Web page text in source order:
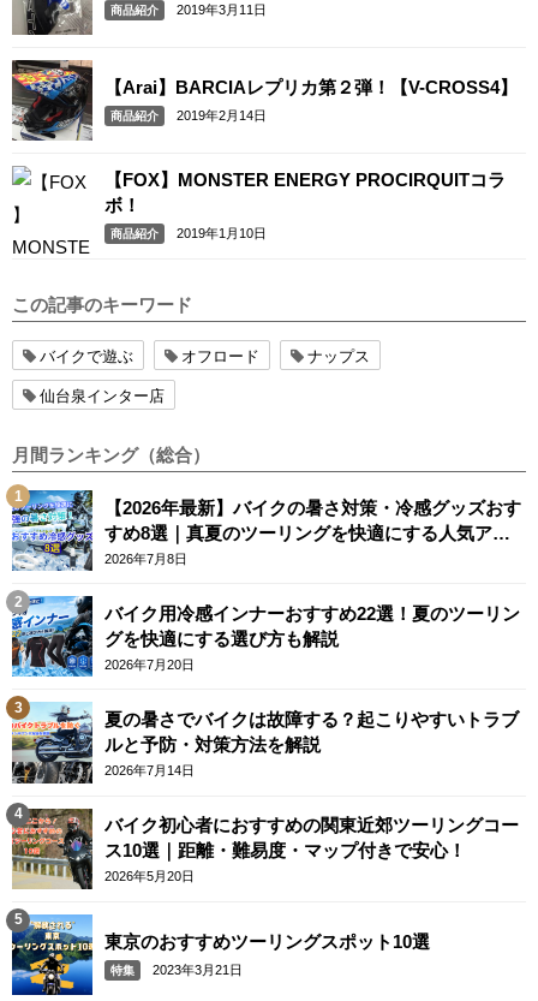
商品紹介 2019年3月11日
【Arai】BARCIAレプリカ第２弾！【V-CROSS4】
商品紹介 2019年2月14日
【FOX】MONSTER ENERGY PROCIRQUITコラ
ボ！
商品紹介 2019年1月10日
この記事のキーワード
バイクで遊ぶ オフロード ナップス
仙台泉インター店
月間ランキング（総合）
【2026年最新】バイクの暑さ対策・冷感グッズおす
すめ8選｜真夏のツーリングを快適にする人気アイ
テム
2026年7月8日
バイク用冷感インナーおすすめ22選！夏のツーリン
グを快適にする選び方も解説
2026年7月20日
夏の暑さでバイクは故障する？起こりやすいトラブ
ルと予防・対策方法を解説
2026年7月14日
バイク初心者におすすめの関東近郊ツーリングコー
ス10選｜距離・難易度・マップ付きで安心！
2026年5月20日
東京のおすすめツーリングスポット10選
特集 2023年3月21日